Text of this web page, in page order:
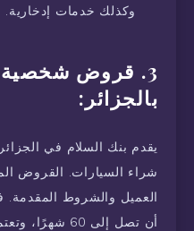
وكذلك خدمات إدخارية.
3. قروض شخصية
بالجزائر:
يقدم بنك السلام في
شراء السيارات. القروض
العميل والشروط
أن تصل إلى 60